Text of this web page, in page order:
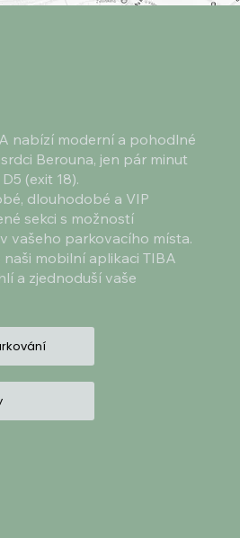
nabízí moderní a pohodlné
Berouna, jen pár minut
(exit 18).
dlouhodobé a VIP
sekci s možností
vašeho parkovacího místa.
mobilní aplikaci TIBA
a zjednoduší vaše